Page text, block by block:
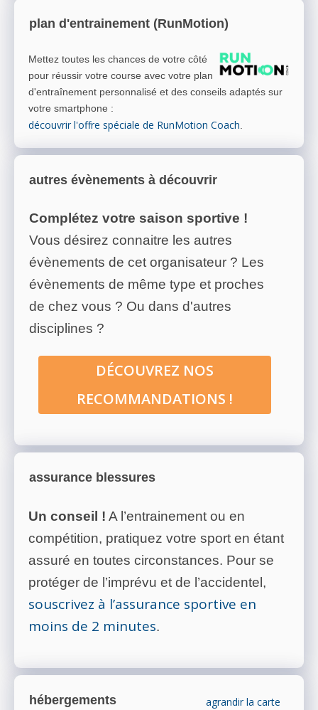
plan d'entrainement (RunMotion)
Mettez toutes les chances de votre côté
pour réussir votre course avec votre plan
d'entraînement personnalisé et des conseils adaptés sur
votre smartphone :
découvrir l'offre spéciale de RunMotion Coach.
autres évènements à découvrir
Complétez votre saison sportive !
Vous désirez connaitre les autres
évènements de cet organisateur ? Les
évènements de même type et proches
de chez vous ? Ou dans d'autres
disciplines ?
DÉCOUVREZ NOS
RECOMMANDATIONS !
assurance blessures
Un conseil ! A l’entrainement ou en
compétition, pratiquez votre sport en étant
assuré en toutes circonstances. Pour se
protéger de l’imprévu et de l’accidentel,
souscrivez à l’assurance sportive en
moins de 2 minutes.
hébergements
agrandir la carte